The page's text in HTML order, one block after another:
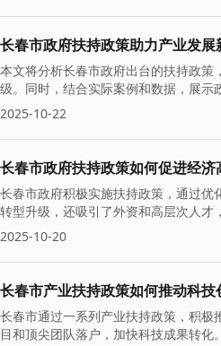
长春市政府扶持政策助力产业发展
本文将分析长春市政府出台的扶持政
级。同时，结合实际案例和数据，展
2025-10-22
长春市政府扶持政策如何促进经济
长春市政府积极实施扶持政策，通过
转型升级，还吸引了外资和高层次人
2025-10-20
长春市产业扶持政策如何推动科技
长春市通过一系列产业扶持政策，积
目和顶尖团队落户，加快科技成果转